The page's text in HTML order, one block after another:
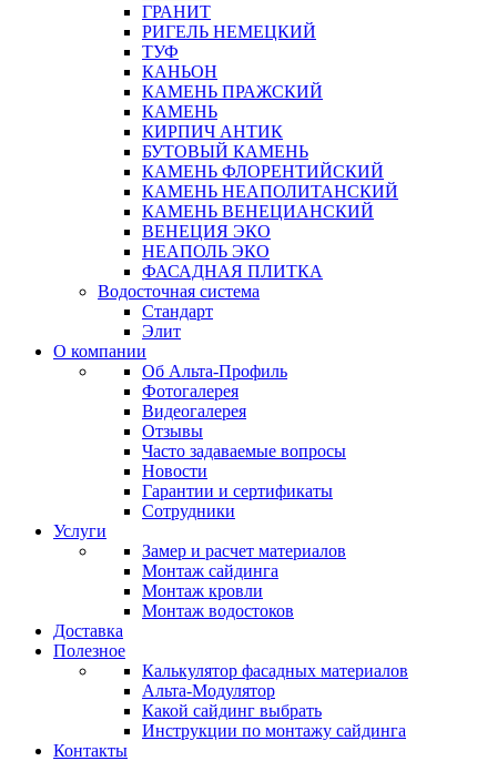
ГРАНИТ
РИГЕЛЬ НЕМЕЦКИЙ
ТУФ
КАНЬОН
КАМЕНЬ ПРАЖСКИЙ
КАМЕНЬ
КИРПИЧ АНТИК
БУТОВЫЙ КАМЕНЬ
КАМЕНЬ ФЛОРЕНТИЙСКИЙ
КАМЕНЬ НЕАПОЛИТАНСКИЙ
КАМЕНЬ ВЕНЕЦИАНСКИЙ
ВЕНЕЦИЯ ЭКО
НЕАПОЛЬ ЭКО
ФАСАДНАЯ ПЛИТКА
Водосточная система
Стандарт
Элит
О компании
Об Альта-Профиль
Фотогалерея
Видеогалерея
Отзывы
Часто задаваемые вопросы
Новости
Гарантии и сертификаты
Сотрудники
Услуги
Замер и расчет материалов
Монтаж сайдинга
Монтаж кровли
Монтаж водостоков
Доставка
Полезное
Калькулятор фасадных материалов
Альта-Модулятор
Какой сайдинг выбрать
Инструкции по монтажу сайдинга
Контакты